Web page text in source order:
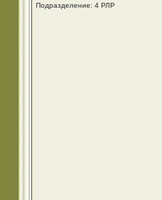
Подразделение: 4 РЛР